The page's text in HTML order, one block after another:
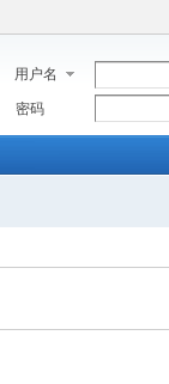
用户名
密码